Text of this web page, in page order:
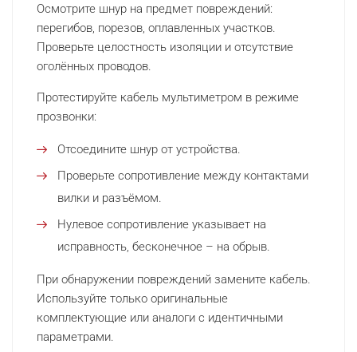
Осмотрите шнур на предмет повреждений:
перегибов, порезов, оплавленных участков.
Проверьте целостность изоляции и отсутствие
оголённых проводов.
Протестируйте кабель мультиметром в режиме
прозвонки:
Отсоедините шнур от устройства.
Проверьте сопротивление между контактами
вилки и разъёмом.
Нулевое сопротивление указывает на
исправность, бесконечное – на обрыв.
При обнаружении повреждений замените кабель.
Используйте только оригинальные
комплектующие или аналоги с идентичными
параметрами.